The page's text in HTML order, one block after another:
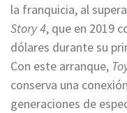
la franquicia, al
Story 4, que en 2019
dólares durante su
Con este arranque,
conserva una
generaciones de